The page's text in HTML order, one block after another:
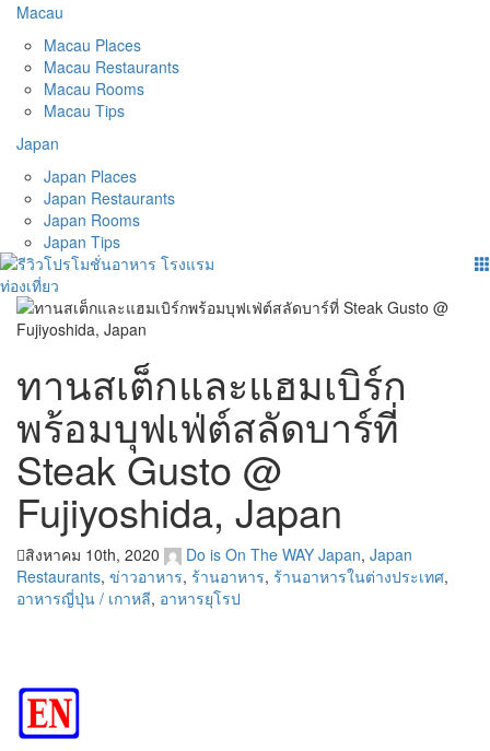
Macau
Macau Places
Macau Restaurants
Macau Rooms
Macau Tips
Japan
Japan Places
Japan Restaurants
Japan Rooms
Japan Tips
ทานสเต็กและแฮมเบิร์ก
พร้อมบุฟเฟ่ต์สลัดบาร์ที่
Steak Gusto @
Fujiyoshida, Japan
สิงหาคม 10th, 2020 Do is On The WAY Japan, Japan
Restaurants, ข่าวอาหาร, ร้านอาหาร, ร้านอาหารในต่างประเทศ,
อาหารญี่ปุ่น / เกาหลี, อาหารยุโรป